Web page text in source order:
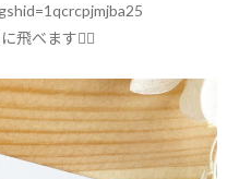
飛べます🙆‍♀️